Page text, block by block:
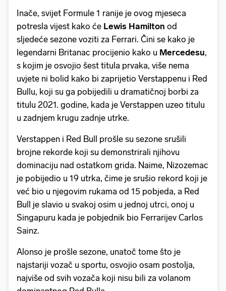
Inače, svijet Formule 1 ranije je ovog mjeseca
potresla vijest kako će Lewis Hamilton od
sljedeće sezone voziti za Ferrari. Čini se kako je
legendarni Britanac procijenio kako u Mercedesu,
s kojim je osvojio šest titula prvaka, više nema
uvjete ni bolid kako bi zaprijetio Verstappenu i Red
Bullu, koji su ga pobijedili u dramatičnoj borbi za
titulu 2021. godine, kada je Verstappen uzeo titulu
u zadnjem krugu zadnje utrke.
Verstappen i Red Bull prošle su sezone srušili
brojne rekorde koji su demonstrirali njihovu
dominaciju nad ostatkom grida. Naime, Nizozemac
je pobijedio u 19 utrka, čime je srušio rekord koji je
već bio u njegovim rukama od 15 pobjeda, a Red
Bull je slavio u svakoj osim u jednoj utrci, onoj u
Singapuru kada je pobjednik bio Ferrarijev Carlos
Sainz.
Alonso je prošle sezone, unatoč tome što je
najstariji vozač u sportu, osvojio osam postolja,
najviše od svih vozača koji nisu bili za volanom